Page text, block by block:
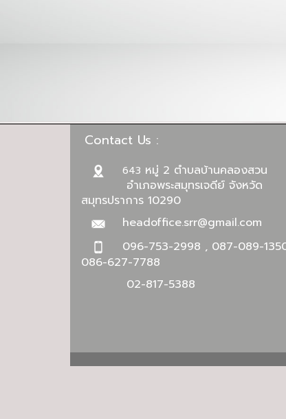
Contact Us :
643 หมู่ 2 ตำบลบ้านคลองสวน
อำเภอพระสมุทรเจดีย์ จังหวัด
สมุทรปราการ 10290
headoffice.srr@gmail.com
096-753-2998 , 087-089-
086-627-7788
02-817-5388